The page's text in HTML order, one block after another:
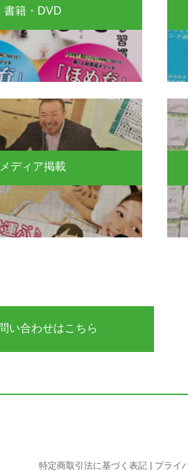
書籍・DVD
メディア掲載
い合わせはこちら
特定商取引法に基づく表記 プライ